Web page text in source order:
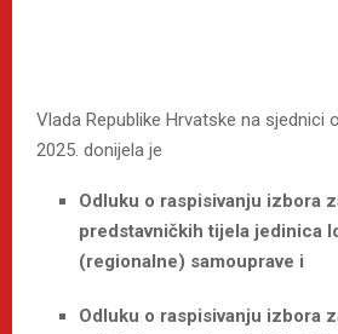
Vlada Republike Hrvatske na sjednici
2025. donijela je
Odluku o raspisivanju izbora
predstavničkih tijela jedinica
(regionalne) samouprave i
Odluku o raspisivanju izbora